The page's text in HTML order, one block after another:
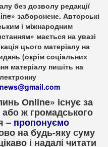
без дозволу редакції
заборонене. Авторські
і міжнародним
мається на увазі
цього матеріалу на
(окрім соціальних
матеріалу пишіть на
Оnline» існує за
ж громадського
– пропонуємо
на будь-яку суму
і надалі читати